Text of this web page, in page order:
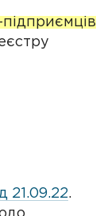
21.09.22.